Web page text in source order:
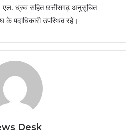
एल. ध्रुव सहित छत्तीसगढ़ अनुसूचित
पदाधिकारी उपस्थित रहे।
Desk